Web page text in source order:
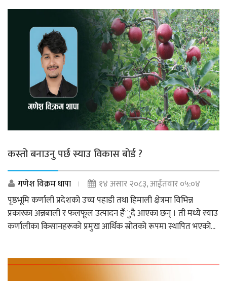
कस्तो बनाउनु पर्छ स्याउ विकास बोर्ड ?
गणेश विक्रम थापा
१४ असार २०८३, आईतवार ०५:०४
पृष्ठभूमि कर्णाली प्रदेशको उच्च पहाडी तथा हिमाली क्षेत्रमा विभिन्न
प्रकारका अन्नबाली र फलफूल उत्पादन हँुदै आएका छन् । ती मध्ये स्याउ
कर्णालीका किसानहरूको प्रमुख आर्थिक स्रोतको रूपमा स्थापित भएको...